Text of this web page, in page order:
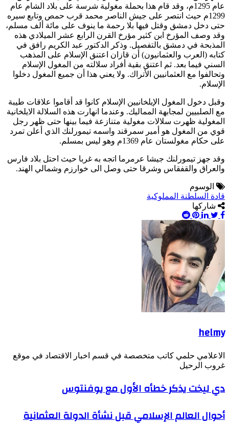
عام 1295م، وقد قام هذا بحملة مغولية شرسة على بلاد الشام عام
1299م حيث انتصر على جيش الناصر محمد قرب حمص وتابع سيره
حتى دخل دمشق وقتل فيها بلا رحمة ما ينوف على مائة ألف مسلم،
وقد وصف المؤرخ ابن كثير مؤرخ القرن الرابع عشر الميلادي هذه
المذبحة في دمشق بالتفصيل. وذكر الدكتور عبد الكريم رافق في
كتابه (العرب والعثمانيون) أن قازان اعتنق الإسلام على المذهب
السني فيما بعد. ثم اعتنق بقية أفراد سلالته من المغول الإسلام
وتحالفوا مع العثمانيين الأتراك. ولا يعني هذا أن جميع المغول دخلوا
الإسلام.
وقبل دخول المغول الإيلخانيين الإسلام كانوا قد أقاموا علاقات طيبة
مع الصلبيين لمجابهة المماليك. وعندما انهارت هذه السلالة الايلخانية
المغولية ظهرت سلالات مغولية متنازعة فيما بينها حتى ظهر رجل
قوي من المغول هو أمير سمرقند واسمه تيمورلنك الذي أعلن تمرد
على حكام مغولستان عام 1369م وهو ليس بمسلم.
وقد جهز تيمورلنك جيشا عرمرما اتجه به غربا حيث احتل بلاد فارس
والعراق والقفقاس وشرقا حتى وصل الى خوارزم وشمالي الهند.
الوسوم
قادة السلطنة المملوكية
شاركها
Facebook
Twitter
LinkedIn
Pinterest
helmy
الاعلامي حلمي كاتب متخصصة في قسم اخبار الاقتصاد في موقع
غروب الرحيل
دي ليخت يذكر خطأه الأول مع يوفنتوس
أحوال العالم الإسلامي قبل نشأة الدولة العثمانية